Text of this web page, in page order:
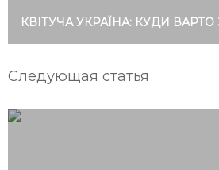
КВІТУЧА УКРАЇНА: КУДИ ВАРТО
Следующая статья